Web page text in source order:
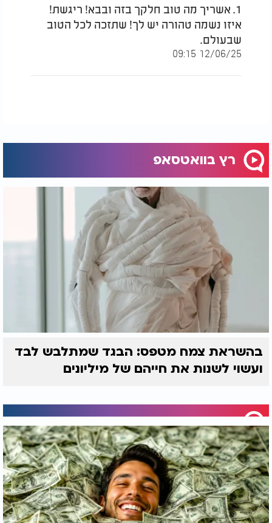
1. אשריך מה טוב חלקך בזה ובבא! ריגשת!
איזו נשמה טהורה יש לך! שתזכה לכל הטוב
שבעולם.
12/06/25 09:15
רץ בוואטסאפ
בהשראת צמח מטפס: הבגד שמתלבש לבד
ועשוי לשנות את חייהם של מיליונים